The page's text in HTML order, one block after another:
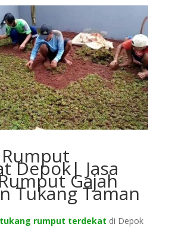
Depok| Jasa
Gajah
Tukang Taman
tukang rumput terdekat di Depok